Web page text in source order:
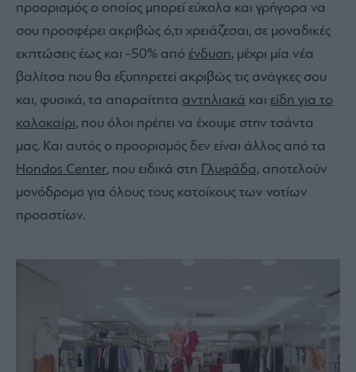
προορισμός ο οποίος μπορεί εύκολα και γρήγορα να
σου προσφέρει ακριβώς ό,τι χρειάζεσαι, σε μοναδικές
εκπτώσεις έως και -50% από ένδυση, μέχρι μία νέα
βαλίτσα που θα εξυπηρετεί ακριβώς τις ανάγκες σου
και, φυσικά, τα απαραίτητα αντηλιακά και είδη για το
καλοκαίρι, που όλοι πρέπει να έχουμε στην τσάντα
μας. Και αυτός ο προορισμός δεν είναι άλλος από τα
Hondos Center, που ειδικά στη Γλυφάδα, αποτελούν
μονόδρομο για όλους τους κατοίκους των νοτίων
προαστίων.